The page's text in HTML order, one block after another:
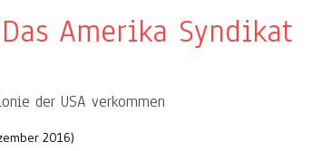
Amerika Syndikat
der USA verkommen
2016)